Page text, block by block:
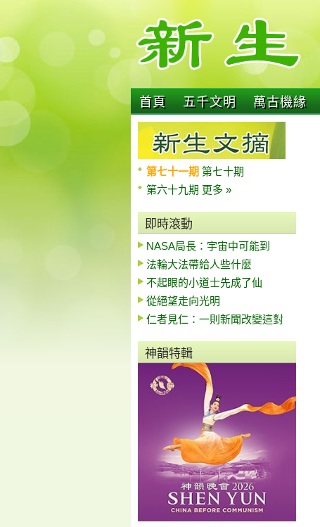
首頁 五千文明 萬古機緣
第七十一期 第七十期
第六十九期 更多 »
即時滾動
NASA局長：宇宙中可能到
法輪大法帶給人些什麼
不起眼的小道士先成了仙
從絕望走向光明
仁者見仁：一則新聞改變這對
神韻特輯